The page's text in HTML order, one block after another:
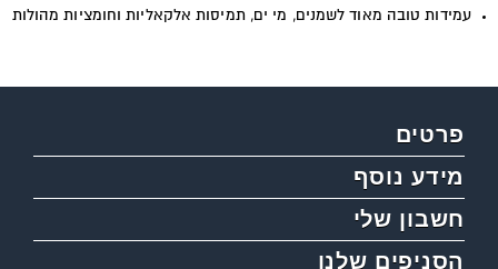
עמידות טובה מאוד לשמנים, מי ים, תמיסות אלקאליות וחומציות מהולות
פרטים
מידע נוסף
חשבון שלי
הסניפים שלנו